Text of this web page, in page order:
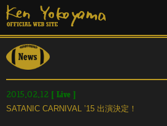
2015.02.12 [ Live ]
SATANIC CARNIVAL ’15 出演決定！